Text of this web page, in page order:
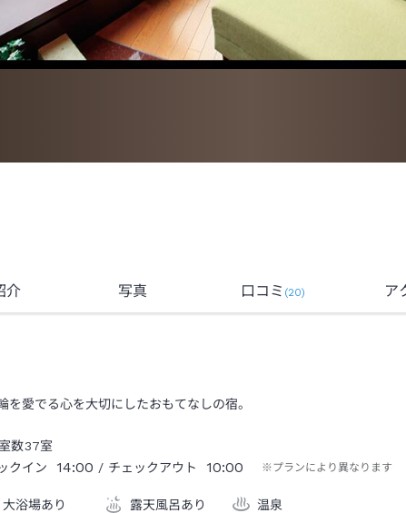
介 写真 口コミ (20) ア
を愛でる心を大切にしたおもてなしの宿。
数37室
クイン
14:00 / チェックアウト 10:00 ※プランにより異なります
大浴場あり 露天風呂あり
温泉